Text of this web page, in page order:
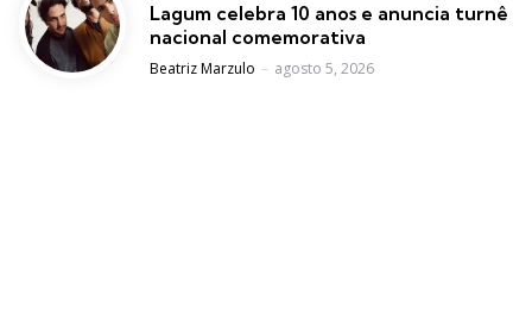
Lagum celebra 10 anos e anuncia turnê
nacional comemorativa
Posted
Beatriz Marzulo agosto 5, 2026